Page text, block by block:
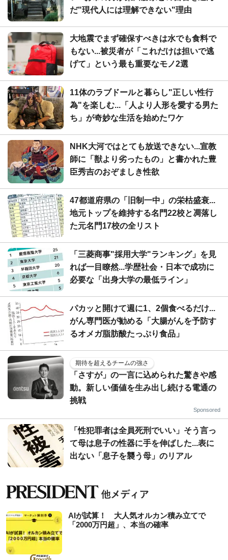
だ"現代人には理解できない"理由
大地震でまず確保すべきは水でも食料で
もない...被災者が「これだけは担いで逃
げて」という最も重要なモノ2選
11体のラブドールと暮らし"正しい性行
為"を楽しむ...「人より人形を愛する男た
ち」が奇妙な生活を始めたワケ
NHK大河ではとても放送できない...宣教
師に「獣より劣ったもの」と書かれた豊
臣秀吉のおぞましき性欲
47都道府県の「旧制一中」の栄枯盛衰...
地元トップを維持する名門22校と凋落し
た元名門17校の全リスト
「三菱商事"採用大学"ランキング」を見
れば一目瞭然...学歴社会・日本で成功に
必要な「出身大学の最低ライン」
パカッと開けて週に1、2個食べるだけ...
がん専門医が勧める「大腸がんを予防す
るオメガ脂肪酸たっぷり食品」
期待を超えるチームの強さ
「さすが」の一言に込められた驚きや感
動。新しい価値を生み出し続ける電通の
挑戦
Sponsored
「性犯罪者は全員死刑でいい」そう言っ
て母は息子の性器に手を伸ばした...表に
出ない「息子を襲う母」のリアル
AIが試算！ 大人気オルカン積み立てで
「2000万円超」、本当の確率